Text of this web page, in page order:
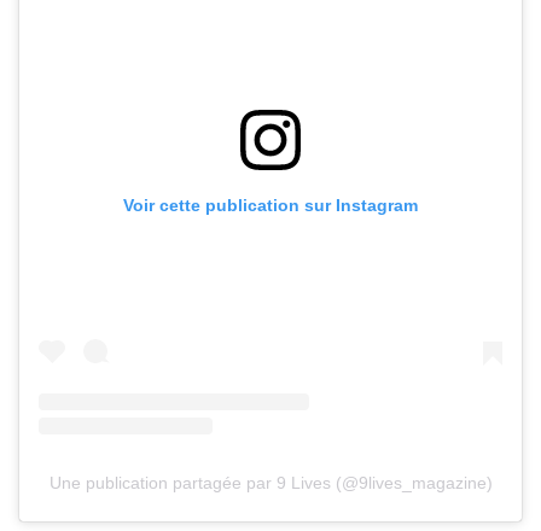
Voir cette publication sur Instagram
Une publication partagée par 9 Lives (@9lives_magazine)